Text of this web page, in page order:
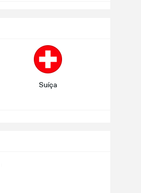
Suíça